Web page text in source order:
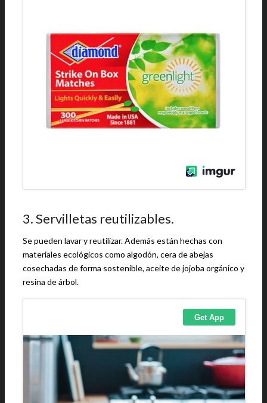
3. Servilletas reutilizables.
Se pueden lavar y reutilizar. Además están hechas con
materiales ecológicos como algodón, cera de abejas
cosechadas de forma sostenible, aceite de jojoba orgánico y
resina de árbol.